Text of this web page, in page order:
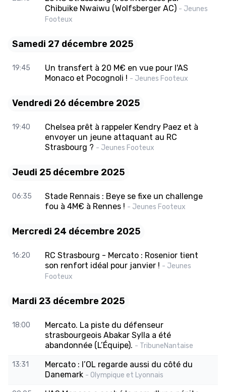
Chibuike Nwaiwu (Wolfsberger AC) - Jeunes
Footeux
Samedi 27 décembre 2025
19:45
Un transfert à 20 M€ en vue pour l'AS
Monaco et Pocognoli ! - Jeunes Footeux
Vendredi 26 décembre 2025
19:40
Chelsea prêt à rappeler Kendry Paez et à
envoyer un jeune attaquant au RC
Strasbourg ? - Jeunes Footeux
Jeudi 25 décembre 2025
06:35
Stade Rennais : Beye se fixe un challenge
fou à 4M€ à Rennes ! - Jeunes Footeux
Mercredi 24 décembre 2025
16:20
RC Strasbourg - Mercato : Rosenior tient
son renfort idéal pour janvier ! - Jeunes
Footeux
Mardi 23 décembre 2025
18:00
Mercato. La piste du défenseur
strasbourgeois Abakar Sylla a été
abandonnée (L’Équipe). - TribuneNantaise
13:31
Mercato : l’OL regarde aussi du côté du
Danemark - Olympique et Lyonnais